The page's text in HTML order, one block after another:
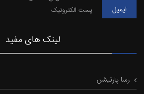
ایمیل
پست الکترونیک
لینک های مفید
رسا پارتیشن